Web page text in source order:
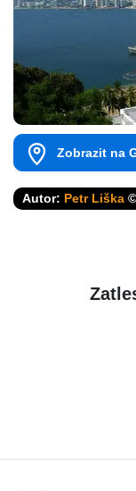
Zobrazit na
Autor: Petr Liška